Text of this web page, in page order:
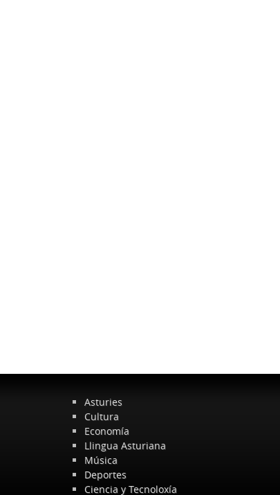
Asturies
Cultura
Economía
Llingua Asturiana
Música
Deportes
Ciencia y Tecnoloxía